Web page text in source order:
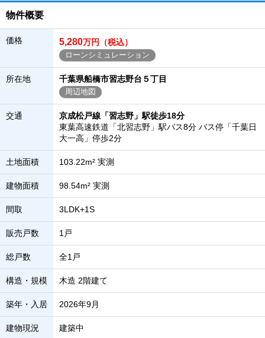
物件概要
価格 5,280万円（税込）
ローンシミュレーション
所在地 千葉県船橋市習志野台５丁目
周辺地図
交通
京成松戸線「習志野」駅徒歩18分
東葉高速鉄道「北習志野」駅バス8分 バス停「千葉日
大一高」停歩2分
土地面積 103.22m² 実測
建物面積 98.54m² 実測
間取 3LDK+1S
販売戸数 1戸
総戸数 全1戸
構造・規模 木造 2階建て
築年・入居 2026年9月
建物現況 建築中